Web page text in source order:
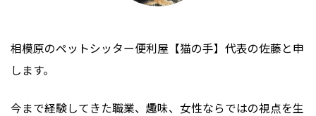
相模原のペットシッター便利屋【猫の手】 代表の佐藤と申
します。
今まで経験してきた職業、趣味、女性ならではの視点を生